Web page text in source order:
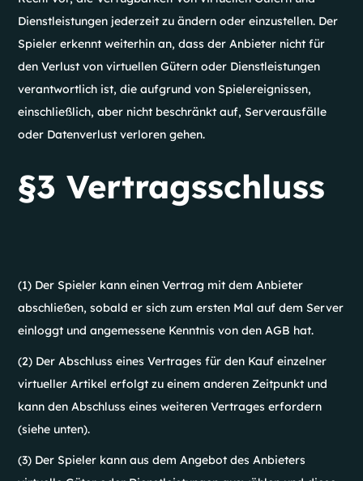
Dienstleistungen jederzeit zu ändern oder einzustellen. Der
Spieler erkennt weiterhin an, dass der Anbieter nicht für
den Verlust von virtuellen Gütern oder Dienstleistungen
verantwortlich ist, die aufgrund von Spielereignissen,
einschließlich, aber nicht beschränkt auf, Serverausfälle
oder Datenverlust verloren gehen.
§3 Vertragsschluss
(1) Der Spieler kann einen Vertrag mit dem Anbieter
abschließen, sobald er sich zum ersten Mal auf dem Server
einloggt und angemessene Kenntnis von den AGB hat.
(2) Der Abschluss eines Vertrages für den Kauf einzelner
virtueller Artikel erfolgt zu einem anderen Zeitpunkt und
kann den Abschluss eines weiteren Vertrages erfordern
(siehe unten).
(3) Der Spieler kann aus dem Angebot des Anbieters